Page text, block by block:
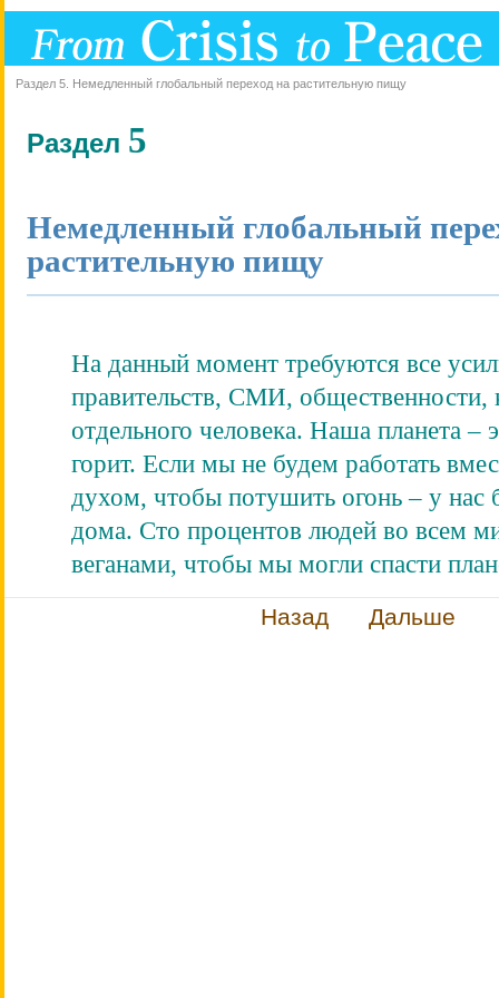
Раздел 5. Немедленный глобальный переход на растительную пищу
Раздел 5
Немедленный глобальный
растительную пищу
На данный момент требуются все
правительств, СМИ, общественности,
отдельного человека. Наша планета –
горит. Если мы не будем работать
духом, чтобы потушить огонь – у нас
дома. Сто процентов людей во всем
веганами, чтобы мы могли спасти
Назад Дальше